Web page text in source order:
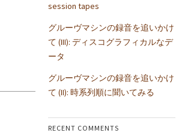
session tapes
グルーヴマシンの録音を追いかけ
て (III): ディスコグラフィカルなデ
ータ
グルーヴマシンの録音を追いかけ
て (II): 時系列順に聞いてみる
RECENT COMMENTS